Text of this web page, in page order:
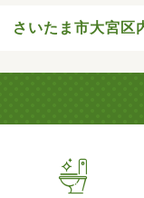
さいたま市大宮区